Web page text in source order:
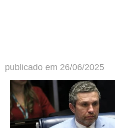
publicado em 26/06/2025